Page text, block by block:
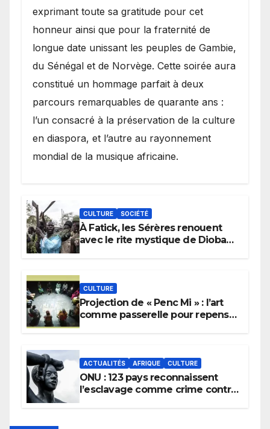
exprimant toute sa gratitude pour cet
honneur ainsi que pour la fraternité de
longue date unissant les peuples de Gambie,
du Sénégal et de Norvège. Cette soirée aura
constitué un hommage parfait à deux
parcours remarquables de quarante ans :
l’un consacré à la préservation de la culture
en diaspora, et l’autre au rayonnement
mondial de la musique africaine.
CULTURE SOCIÉTÉ
À Fatick, les Sérères renouent
avec le rite mystique de Diobaye
CULTURE
Projection de « Penc Mi » : l’art
comme passerelle pour repenser
ACTUALITÉS AFRIQUE CULTURE
ONU : 123 pays reconnaissent
l’esclavage comme crime contre